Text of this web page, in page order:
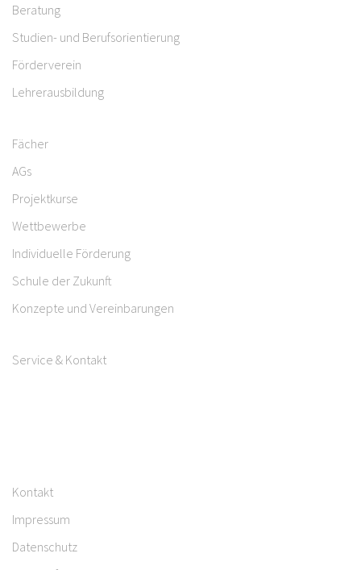
Beratung
Studien- und Berufsorientierung
Förderverein
Lehrerausbildung
Fächer
AGs
Projektkurse
Wettbewerbe
Individuelle Förderung
Schule der Zukunft
Konzepte und Vereinbarungen
Service & Kontakt
Kontakt
Impressum
Datenschutz